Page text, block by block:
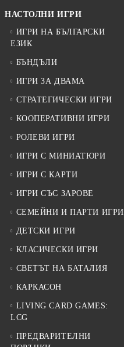
НАСТОЛНИ ИГРИ
ИГРИ НА БЪЛГАРСКИ
ЕЗИК
БЪНДЪЛИ
ИГРИ ЗА ДВАМА
СТРАТЕГИЧЕСКИ ИГРИ
КООПЕРАТИВНИ ИГРИ
РОЛЕВИ ИГРИ
ИГРИ С МИНИАТЮРИ
ИГРИ С КАРТИ
ИГРИ СЪС ЗАРОВЕ
СЕМЕЙНИ И ПАРТИ ИГРИ
ДЕТСКИ ИГРИ
КЛАСИЧЕСКИ ИГРИ
СВЕТЪТ НА БАТАЛИЯ
КАРКАСОН
LIVING CARD GAMES:
LCG
ПРЕДВАРИТЕЛНИ